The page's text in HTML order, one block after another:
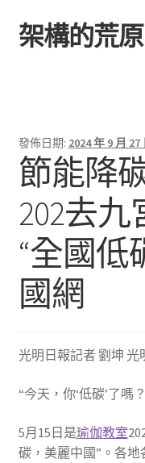
跳
至
跳
至
架構的荒原
發佈日期: 2024 年 9 月 27
節能降
202去
“全國低
國網
光明日報記者 劉坤
“今天，你‘低碳’了嗎
5月15日是瑜伽教室
碳，美麗中國”。各地